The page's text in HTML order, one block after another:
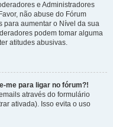
e Administradores
não abuse do Fórum
para aumentar o Nível da sua
podem tomar alguma
atitudes abusivas.
me para ligar no fórum?!
através do formulário
ativada). Isso evita o uso